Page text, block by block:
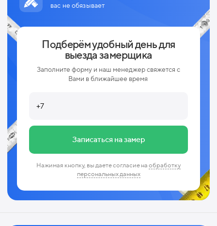
вас не обязывает
Подберём удобный день для
выезда замерщика
Заполните форму и наш менеджер свяжется с
Вами в ближайшее время
Записаться на замер
Нажимая кнопку, вы даете согласие на обработку
персональных данных